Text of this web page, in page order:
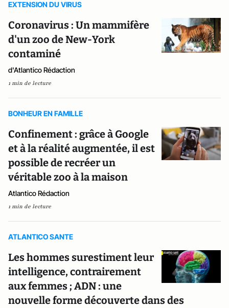
EXTENSION DU VIRUS
Coronavirus : Un mammifère
d'un zoo de New-York
contaminé
d'Atlantico Rédaction
1 min de lecture
BONHEUR EN FAMILLE
Confinement : grâce à Google
et à la réalité augmentée, il est
possible de recréer un
véritable zoo à la maison
Atlantico Rédaction
1 min de lecture
ATLANTICO SANTE
Les hommes surestiment leur
intelligence, contrairement
aux femmes ; ADN : une
nouvelle forme découverte dans des